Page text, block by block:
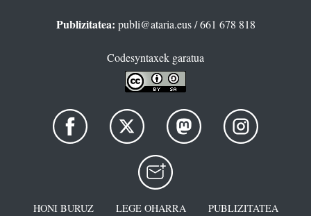
Publizitatea: publi@ataria.eus/ 661 678 818
Codesyntaxek garatua
HONI BURUZ LEGE OHARRA
PUBLIZITATEA